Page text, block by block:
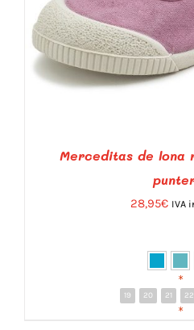
Merceditas de lona
28,95€ IVA
*
19 20 21 22
*